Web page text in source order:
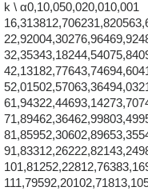
k \ α0,10,050,020,010,001